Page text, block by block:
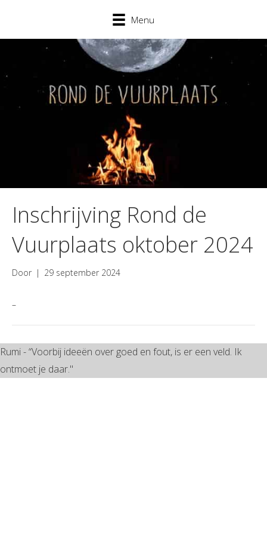
Menu
Inschrijving Rond de
Vuurplaats oktober 2024
Door | 29 september 2024
–
Rumi - “Voorbij ideeën over goed en fout, is er een veld. Ik
ontmoet je daar."